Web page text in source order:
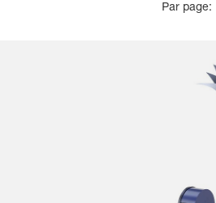
Par page: